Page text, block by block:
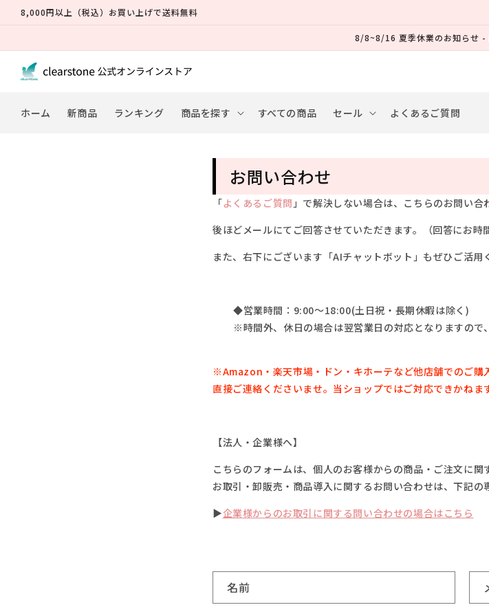
ンツに
8,000円以上（税込）お買い上げで送料無料
8/8~8/16 夏季休業のお知らせ -
ホーム
新商品 ランキング 商品を探す すべての商品 セール よくあるご質問
お問い合わせ
「よくあるご質問」で解決しない場合は、 こちらのお問い合
後ほどメールにてご回答させていただきます。（回答にお時
また、右下にございます「AIチャットボット」もぜひご活用
◆営業時間：9:00～18:00(土日祝・長期休暇は除く)
※時間外、休日の場合は翌営業日の対応となりますので
※Amazon・楽天市場・ ドン・キホーテなど他店舗でのご購
直接ご連絡くださいませ。 当ショップではご対応できかねま
【法人・企業様へ】
こちらのフォームは、個人のお客様からの商品・ご注文に関
お取引・卸販売・商品導入に関するお問い合わせは、下記の
▶企業様からのお取引に関する問い合わせの場合はこちら
お
問
名前